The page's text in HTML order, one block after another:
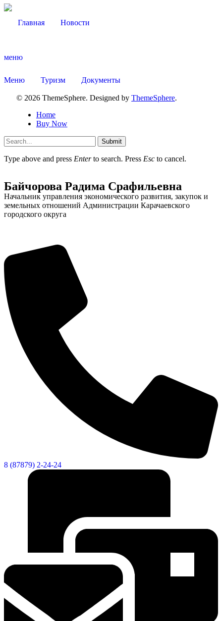
Главная Новости
меню
Меню Туризм Документы
© 2026 ThemeSphere. Designed by ThemeSphere.
Home
Buy Now
Submit
Type above and press Enterto search. Press Esc to cancel.
Байчорова Радима Срафильевна
Начальник управления экономического развития, закупок и
земельных отношений Администрации Карачаевского
городского округа
8 (87879) 2-24-24